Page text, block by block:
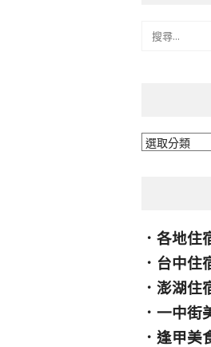
分
．各地住
． 台中住
．澎湖住
．一中街
．逢甲美